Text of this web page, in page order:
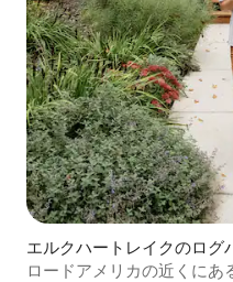
エルクハートレイクのログ
ロードアメリカの近くにあ